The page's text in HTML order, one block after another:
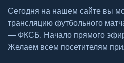
Сегодня на нашем сайте вы
трансляцию футбольного
— ФКСБ. Начало прямого
Желаем всем посетителям